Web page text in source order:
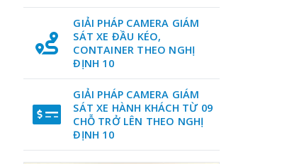
GIẢI PHÁP CAMERA GIÁM
SÁT XE ĐẦU KÉO,
CONTAINER THEO NGHỊ
ĐỊNH 10
GIẢI PHÁP CAMERA GIÁM
SÁT XE HÀNH KHÁCH TỪ 09
CHỖ TRỞ LÊN THEO NGHỊ
ĐỊNH 10